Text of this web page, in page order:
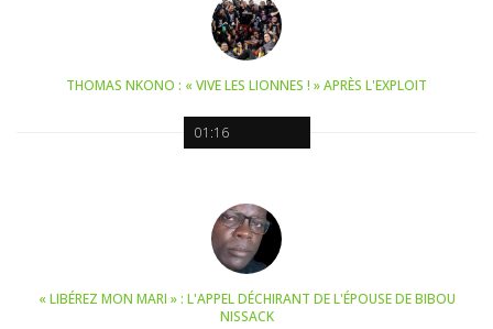
01:16
THOMAS NKONO : « VIVE LES LIONNES ! » APRÈS L'EXPLOIT
« LIBÉREZ MON MARI » : L'APPEL DÉCHIRANT DE L'ÉPOUSE DE BIBOU
NISSACK